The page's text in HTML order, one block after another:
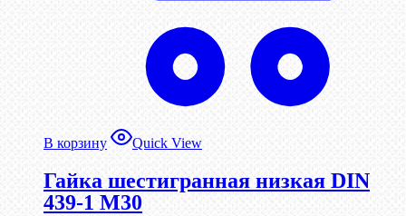
В корзину Quick View
Гайка шестигранная низкая DIN
439-1 М30